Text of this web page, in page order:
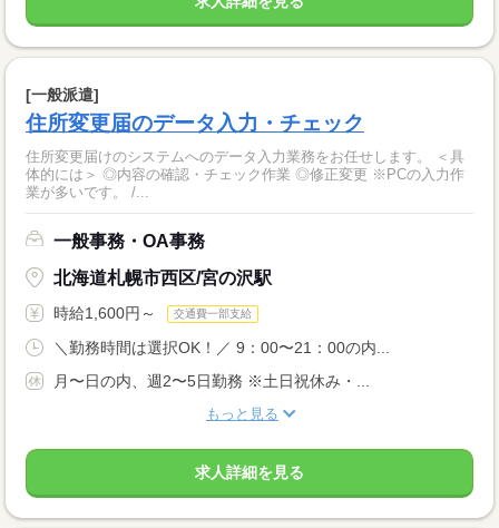
[一般派遣]
住所変更届のデータ入力・チェック
住所変更届けのシステムへのデータ入力業務をお任せします。 ＜具
体的には＞ ◎内容の確認・チェック作業 ◎修正変更 ※PCの入力作
業が多いです。 /...
一般事務・OA事務
北海道札幌市西区/宮の沢駅
時給1,600円～ 交通費一部支給
＼勤務時間は選択OK！／ 9：00〜21：00の内...
月〜日の内、週2〜5日勤務 ※土日祝休み・...
もっと見る
求人詳細を見る